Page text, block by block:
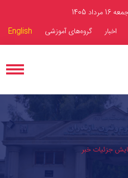
مرداد 1405
اخبار گروه‌های آموزشی English
جزئیات خبر